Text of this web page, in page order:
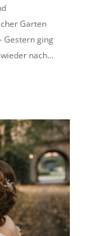
Garten
Gestern ging
nach...